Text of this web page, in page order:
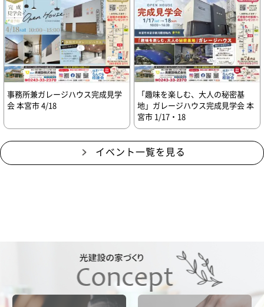
事務所兼ガレージハウス完成見学
会 本宮市 4/18
「趣味を楽しむ、大人の秘密基
地」ガレージハウス完成見学会 本
宮市 1/17・18
イベント一覧を見る